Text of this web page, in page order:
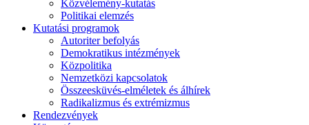
Közvélemény-kutatás
Politikai elemzés
Kutatási programok
Autoriter befolyás
Demokratikus intézmények
Közpolitika
Nemzetközi kapcsolatok
Összeesküvés-elméletek és álhírek
Radikalizmus és extrémizmus
Rendezvények